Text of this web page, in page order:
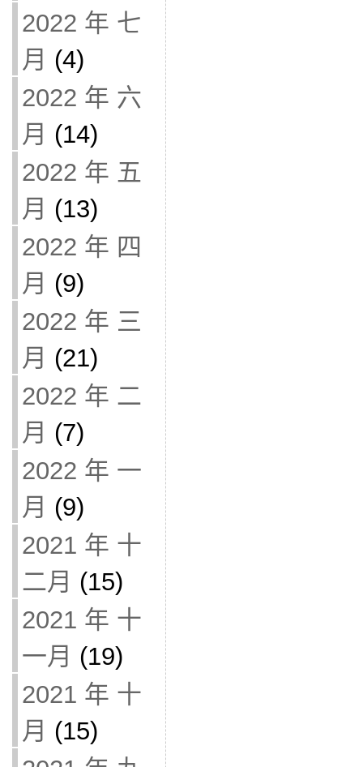
2022 年 七
月 (4)
2022 年 六
月 (14)
2022 年 五
月 (13)
2022 年 四
月 (9)
2022 年 三
月 (21)
2022 年 二
月 (7)
2022 年 一
月 (9)
2021 年 十
二月 (15)
2021 年 十
一月 (19)
2021 年 十
月 (15)